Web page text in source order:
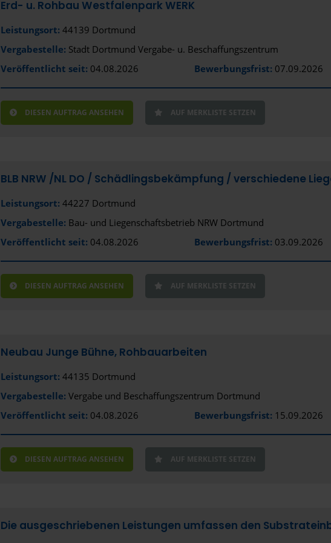
Erd- u. Rohbau Westfalenpark WERK
Leistungsort: 44139 Dortmund
Vergabestelle: Stadt Dortmund Vergabe- u. Beschaffungszentrum
Veröffentlicht seit: 04.08.2026 Bewerbungsfrist: 07.09.2026
DIESEN AUFTRAG ANSEHEN AUF MERKLISTE SETZEN
BLB NRW /­NL DO /­ Schädlingsbekämpfung /­ verschiedene
Leistungsort: 44227 Dortmund
Vergabestelle: Bau- und Liegenschaftsbetrieb NRW Dortmund
Veröffentlicht seit: 04.08.2026 Bewerbungsfrist: 03.09.2026
DIESEN AUFTRAG ANSEHEN AUF MERKLISTE SETZEN
Neubau Junge Bühne, Rohbauarbeiten
Leistungsort: 44135 Dortmund
Vergabestelle: Vergabe und Beschaffungszentrum Dortmund
Veröffentlicht seit: 04.08.2026 Bewerbungsfrist: 15.09.2026
DIESEN AUFTRAG ANSEHEN AUF MERKLISTE SETZEN
Die ausgeschriebenen Leistungen umfassen den